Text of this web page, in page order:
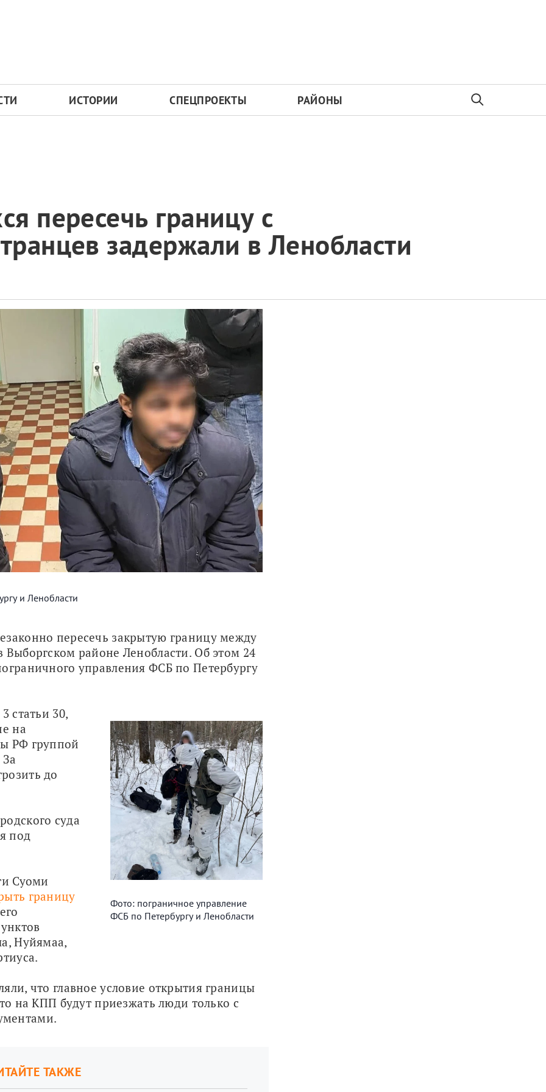
ИСТОРИИ СПЕЦПРОЕКТЫ РАЙОНЫ
пересечь границу с
задержали в Ленобласти
и Ленобласти
пересечь закрытую границу между
районе Ленобласти. Об этом 24
управления ФСБ по Петербургу
Фото: пограничное управление
ФСБ по Петербургу и Ленобласти
статьи 30,
на
РФ группой
до
суда
под
границу
Нуйямаа,
что главное условие открытия границы
на КПП будут приезжать люди только с
ТАКЖЕ